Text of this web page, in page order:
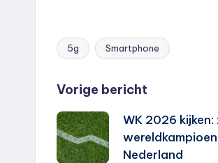
Tags:
5g Smartphone
Bericht
navigatie
Vorige bericht
WK 2026
Nederland